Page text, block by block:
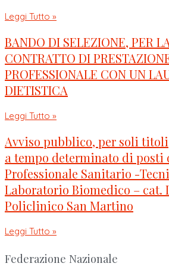
Leggi Tutto »
BANDO DI SELEZIONE, PER
CONTRATTO DI
PROFESSIONALE CON UN
DIETISTICA
Leggi Tutto »
Avviso pubblico, per soli
a tempo determinato di posti
Professionale Sanitario -
Laboratorio Biomedico – cat.
Policlinico San Martino
Leggi Tutto »
Federazione Nazionale